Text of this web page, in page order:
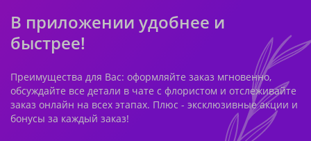
В приложении удобнее и
быстрее!
Преимущества для Вас: оформляйте заказ мгновенно,
обсуждайте все детали в чате с флористом и отслеживайте
заказ онлайн на всех этапах. Плюс - эксклюзивные акции и
бонусы за каждый заказ!